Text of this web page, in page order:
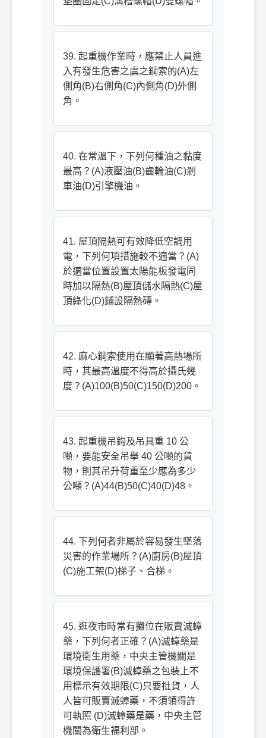
39. 起重機作業時，應禁止人員進
入有發生危害之虞之鋼索的(A)左
側角(B)右側角(C)內側角(D)外側
角。
40. 在常溫下，下列何種油之黏度
最高？(A)液壓油(B)齒輪油(C)剎
車油(D)引擎機油。
41. 屋頂隔熱可有效降低空調用
電，下列何項措施較不適當？(A)
於適當位置設置太陽能板發電同
時加以隔熱(B)屋頂儲水隔熱(C)屋
頂綠化(D)鋪設隔熱磚。
42. 麻心鋼索使用在顯著高熱場所
時，其最高溫度不得高於攝氏幾
度？(A)100(B)50(C)150(D)200。
43. 起重機吊鈎及吊具重 10 公
噸，要能安全吊舉 40 公噸的貨
物，則其吊升荷重至少應為多少
公噸？(A)44(B)50(C)40(D)48。
44. 下列何者非屬於容易發生墜落
災害的作業場所？(A)廚房(B)屋頂
(C)施工架(D)梯子、合梯。
45. 逛夜市時常有攤位在販賣滅蟑
藥，下列何者正確？(A)滅蟑藥是
環境衛生用藥，中央主管機關是
環境保護署(B)滅蟑藥之包裝上不
用標示有效期限(C)只要批貨，人
人皆可販賣滅蟑藥，不須領得許
可執照 (D)滅蟑藥是藥，中央主管
機關為衛生福利部。